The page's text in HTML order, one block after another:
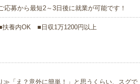
募から最短2～3日後に就業が可能です！
養内OK ■日収1万1200円以上
「え？意外に簡単！」と思うくらい、スグで